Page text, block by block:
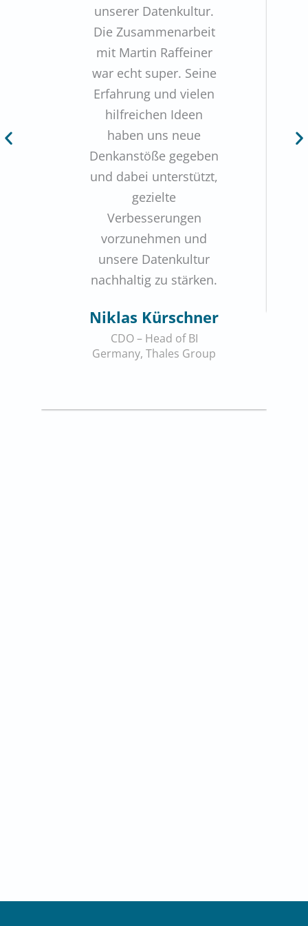
unserer Datenkultur.
Die Zusammenarbeit
mit Martin Raffeiner
war echt super. Seine
Erfahrung und vielen
hilfreichen Ideen
haben uns neue
Denkanstöße gegeben
und dabei unterstützt,
gezielte
Verbesserungen
vorzunehmen und
unsere Datenkultur
nachhaltig zu stärken.
Niklas Kürschner
CDO – Head of BI
Germany, Thales Group